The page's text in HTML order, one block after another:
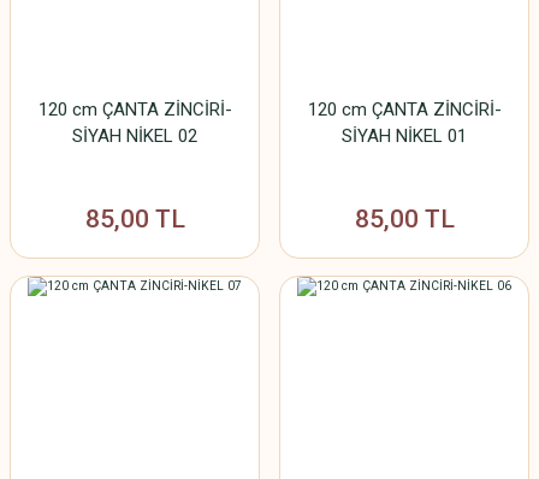
120 cm ÇANTA ZİNCİRİ-
SİYAH NİKEL 02
85,00 TL
120 cm ÇANTA ZİNCİRİ-
SİYAH NİKEL 01
85,00 TL